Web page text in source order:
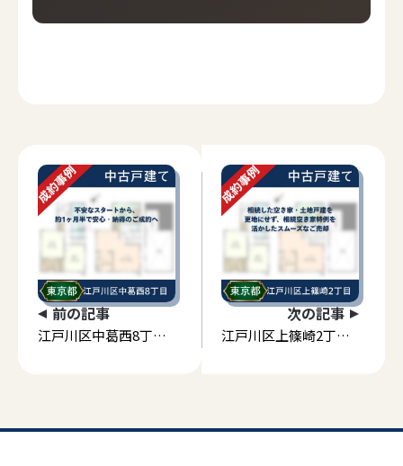
前の記事
江戸川区中葛西8丁目
次の記事
江戸川区上篠崎2丁目